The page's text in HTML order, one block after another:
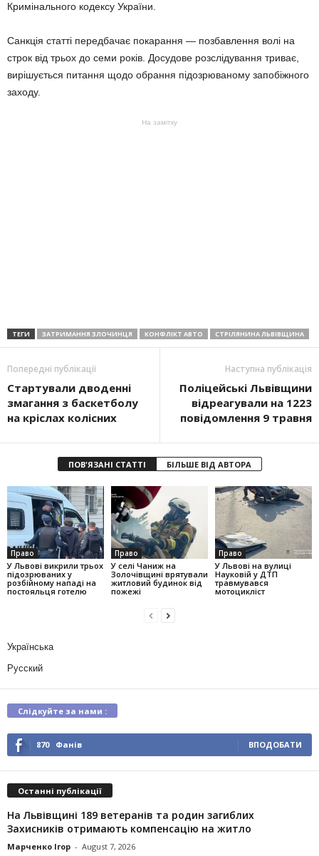
Кримінального кодексу України.
Санкція статті передбачає покарання — позбавлення волі на
строк від трьох до семи років. Досудове розслідування триває,
вирішується питання щодо обрання підозрюваному запобіжного
заходу.
На замітку
ТЕГИ ЗАТРИМАННЯ ЗЛОЧИНЦЯ КОНФЛІКТ АВТО СТРІЛЯНИНА ЛЬВІВЩИНА
Попередні публікації
Стартували дводенні
змагання з баскетболу
на кріслах колісних
Наступна публікація
Поліцейські Львівщини
відреагували на 1223
повідомлення 9 травня
ПОВ'ЯЗАНІ СТАТТІ БІЛЬШЕ ВІД АВТОРА
Право
У Львові викрили трьох
підозрюваних у
розбійному нападі на
постояльця готелю
Право
У селі Чаниж на
Золочівщині врятували
житловий будинок від
пожежі
Право
У Львові на вулиці
Науковій у ДТП
травмувався
мотоцикліст
Українська
Русский
Слідкуйте за нами :
870 Фанів ВПОДОБАТИ
Останні публікації
На Львівщині 189 ветеранів та родин загиблих
Захисників отримають компенсацію на житло
Марченко Ігор - August 7, 2026